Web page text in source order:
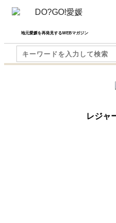
地元愛媛を再発見するWEBマガジン
レジャ